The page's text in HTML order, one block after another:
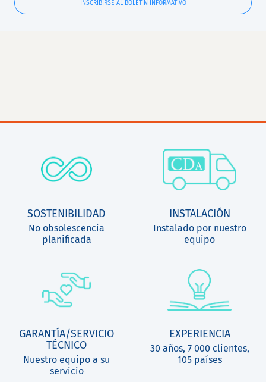
INSCRIBIRSE AL BOLETÍN INFORMATIVO
SOSTENIBILIDAD
No obsolescencia
planificada
INSTALACIÓN
Instalado por nuestro
equipo
GARANTÍA/SERVICIO
TÉCNICO
Nuestro equipo a su
servicio
EXPERIENCIA
30 años, 7 000 clientes,
105 países